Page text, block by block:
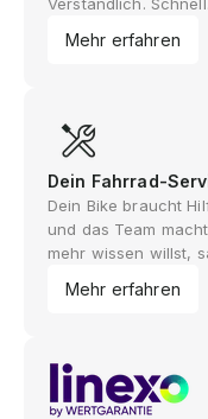
Mehr erfahren
Dein Fahrrad-
Dein Bike braucht
und das Team
mehr wissen willst,
Mehr erfahren